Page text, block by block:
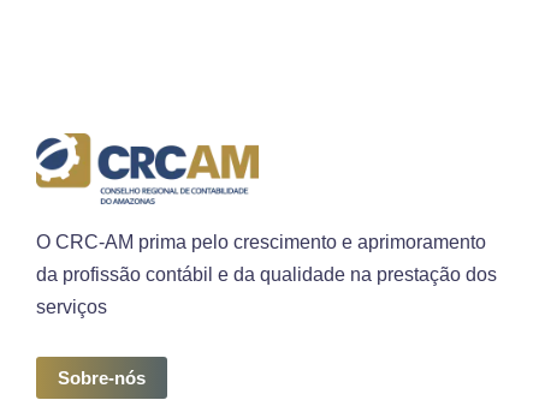
O CRC-AM prima pelo crescimento e aprimoramento
da profissão contábil e da qualidade na prestação dos
serviços
Sobre-nós